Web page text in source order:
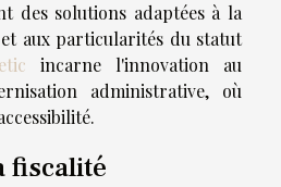
des solutions adaptées à la
aux particularités du statut
incarne l'innovation au
administrative, où
fiscalité